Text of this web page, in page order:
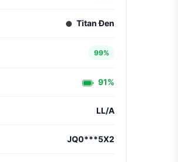
Titan Đen
99%
91%
LL/A
JQ0***5X2